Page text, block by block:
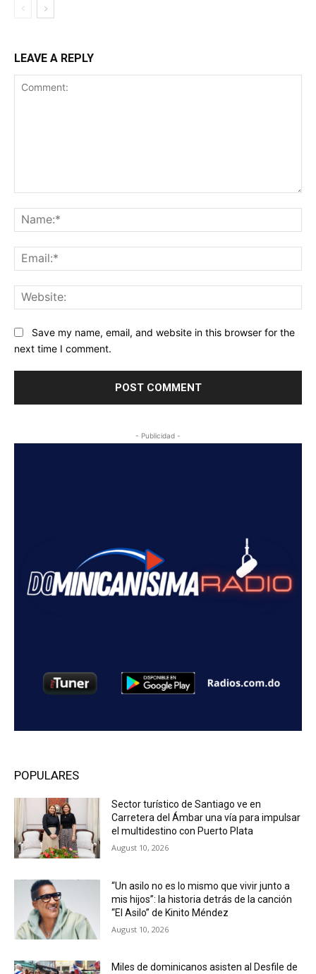
LEAVE A REPLY
Save my name, email, and website in this browser for the
next time I comment.
- Publicidad -
POPULARES
Sector turístico de Santiago ve en
Carretera del Ámbar una vía para impulsar
el multidestino con Puerto Plata
August 10, 2026
“Un asilo no es lo mismo que vivir junto a
mis hijos”: la historia detrás de la canción
“El Asilo” de Kinito Méndez
August 10, 2026
Miles de dominicanos asisten al Desfile de